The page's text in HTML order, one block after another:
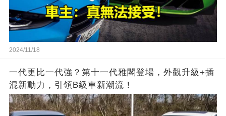
2024/11/18
一代更比一代強？第十一代雅閣登場，外觀升級+插
混新動力，引領B級車新潮流！